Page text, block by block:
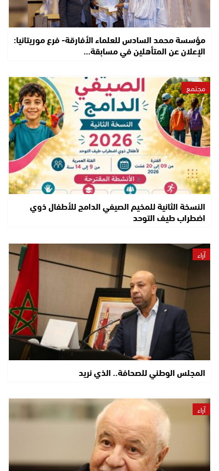
مؤسسة محمد السادس للعلماء الأفارقة- فرع موريتانيا:
الإعلان عن المتأهلين في مسابقة…
مجتمع
النسخة الثانية للمخيم الصيفي الدامج للأطفال ذوي
اضطراب طيف التوحد
آراء
المجلس الوطني للصحافة.. الذي نريد
آراء